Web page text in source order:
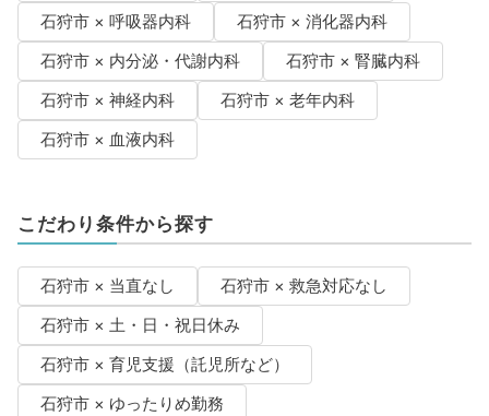
石狩市 × 呼吸器内科
石狩市 × 消化器内科
石狩市 × 内分泌・代謝内科
石狩市 × 腎臓内科
石狩市 × 神経内科
石狩市 × 老年内科
石狩市 × 血液内科
こだわり条件から探す
石狩市 × 当直なし
石狩市 × 救急対応なし
石狩市 × 土・日・祝日休み
石狩市 × 育児支援（託児所など）
石狩市 × ゆったりめ勤務